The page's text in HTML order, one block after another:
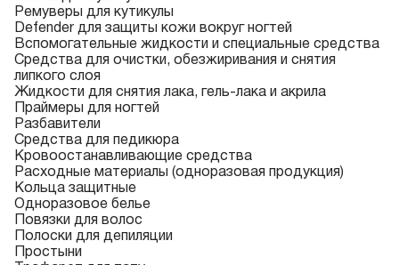
Ремуверы для кутикулы
Defender для защиты кожи вокруг ногтей
Вспомогательные жидкости и специальные средства
Средства для очистки, обезжиривания и снятия
липкого слоя
Жидкости для снятия лака, гель-лака и акрила
Праймеры для ногтей
Разбавители
Средства для педикюра
Кровоостанавливающие средства
Расходные материалы (одноразовая продукция)
Кольца защитные
Одноразовое белье
Повязки для волос
Полоски для депиляции
Простыни